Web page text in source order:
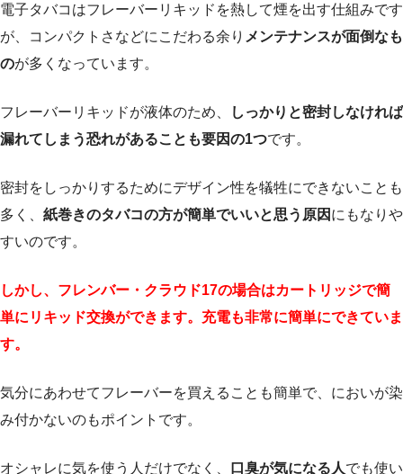
電子タバコはフレーバーリキッドを熱して煙を出す仕組みです
が、コンパクトさなどにこだわる余り メンテナンスが面倒なも
のが多くなっています。
フレーバーリキッドが液体のため、
しっかりと密封しなければ
漏れてしまう恐れがあることも要因の1つです。
密封をしっかりするためにデザイン性を犠牲にできないことも
多く、 紙巻きのタバコの方が簡単でいいと思う原因 にもなりや
すいのです。
しかし、フレンバー・クラウド17の場合はカートリッジで簡
単にリキッド交換ができます。充電も非常に簡単にできていま
す。
気分にあわせてフレーバーを買えることも簡単で、においが染
み付かないのもポイントです。
オシャレに気を使う人だけでなく、 口臭が気になる人でも使い